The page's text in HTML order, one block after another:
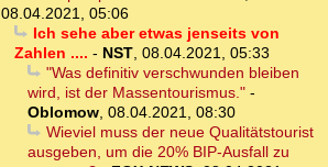
08.04.2021, 05:06
Ich sehe aber etwas jenseits von
Zahlen .... - NST, 08.04.2021, 05:33
"Was definitiv verschwunden bleiben
wird, ist der Massentourismus." -
Oblomow, 08.04.2021, 08:30
Wieviel muss der neue Qualitätstourist
ausgeben, um die 20% BIP-Ausfall zu